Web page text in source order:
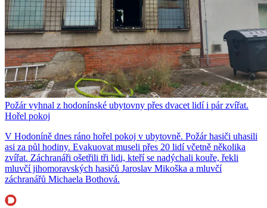
Požár vyhnal z hodonínské ubytovny přes dvacet lidí i pár zvířat.
Hořel pokoj
V Hodoníně dnes ráno hořel pokoj v ubytovně. Požár hasiči uhasili
asi za půl hodiny. Evakuovat museli přes 20 lidí včetně několika
zvířat. Záchranáři ošetřili tři lidi, kteří se nadýchali kouře, řekli
mluvčí jihomoravských hasičů Jaroslav Mikoška a mluvčí
záchranářů Michaela Bothová.